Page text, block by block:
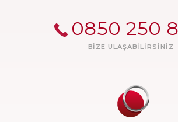
0850 250
BIZE ULAŞABILIRSINIZ